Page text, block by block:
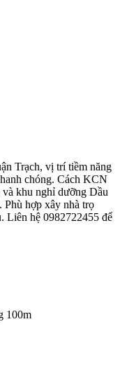
Trạch, vị trí tiềm năng
chóng. Cách KCN
khu nghỉ dưỡng Dầu
hợp xây nhà trọ
Liên hệ 0982722455 để
100m